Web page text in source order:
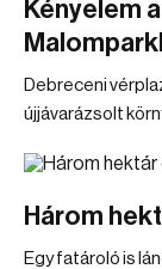
Kényelem
Debreceni
újjávarázsolt
Három
Egy fatároló is